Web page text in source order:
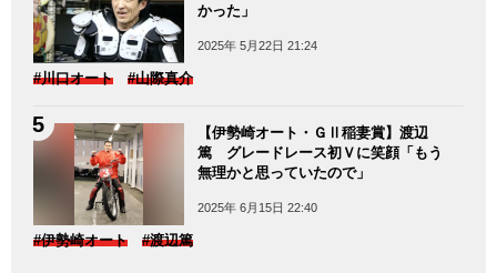
かった」
2025年 5月22日 21:24
#川口オート #山際真介
【伊勢崎オート・ＧⅡ稲妻賞】渡辺
篤 グレードレース初Ｖに笑顔「もう
無理かと思っていたので」
2025年 6月15日 22:40
#伊勢崎オート #渡辺篤